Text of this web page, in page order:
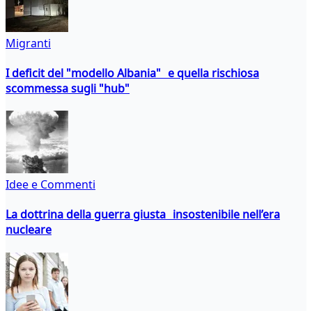
Migranti
I deficit del "modello Albania" e quella rischiosa
scommessa sugli "hub"
Idee e Commenti
La dottrina della guerra giusta insostenibile nell’era
nucleare